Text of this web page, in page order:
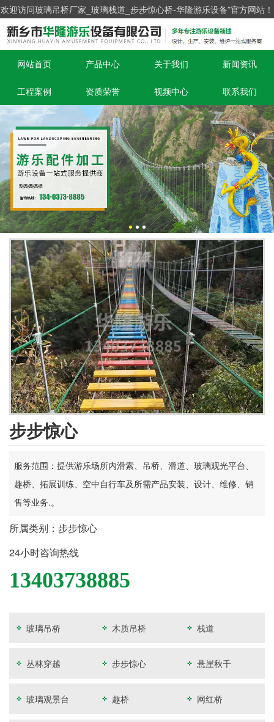
欢迎访问玻璃吊桥厂家_玻璃栈道_步步惊心桥-华隆游乐设备”官方网站！
网站首页 产品中心 关于我们 新闻资讯
工程案例 资质荣誉 视频中心 联系我们
步步惊心
服务范围：提供游乐场所内滑索、吊桥、滑道、玻璃观光平台、
趣桥、拓展训练、空中自行车及所需产品安装、设计、维修、销
售等业务.。
所属类别：步步惊心
24小时咨询热线
13403738885
玻璃吊桥 木质吊桥 栈道
丛林穿越 步步惊心 悬崖秋千
玻璃观景台 趣桥 网红桥